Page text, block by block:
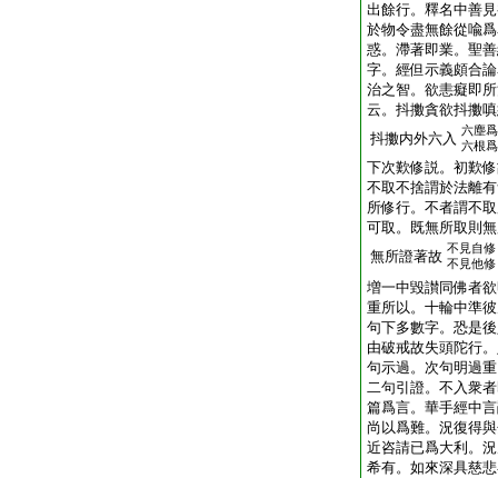
出餘行。釋名中善
於物令盡無餘從喩
惑。滯著即業。聖
字。經但示義頗合
治之智。欲恚癡即
云。抖擻貪欲抖擻
抖擻内外六入 六塵
六根
下次歎修説。初歎
不取不捨謂於法離
所修行。不者謂不
可取。既無所取則
無所證著故 不見自修
不見他修
増一中毀讃同佛者
重所以。十輪中準
句下多數字。恐是
由破戒故失頭陀行
句示過。次句明過
二句引證。不入衆
篇爲言。華手經中
尚以爲難。況復得
近咨請已爲大利。
希有。如來深具慈